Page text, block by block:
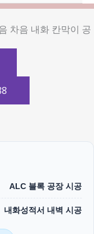
차음 내화 칸막이 공
ALC 블록 공장 시공
내화성적서 내벽 시공